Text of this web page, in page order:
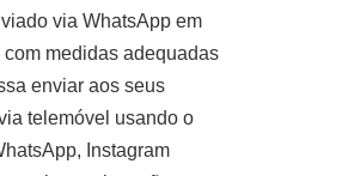
via WhatsApp em
com medidas adequadas
enviar aos seus
telemóvel usando o
Instagram